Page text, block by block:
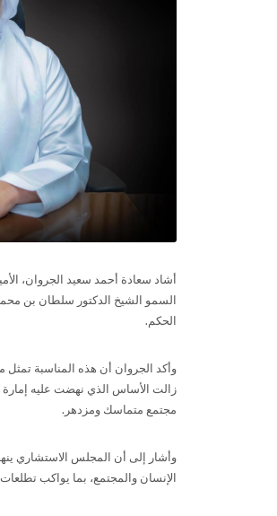
أشاد سعادة أحمد سعيد الجروان،
الحكم.
وأكد الجروان أن هذه المناسبة
زالت الأساس الذي نهضت عليه إمارة
مجتمع متماسك ومزدهر.
وأشار إلى أن المجلس الاستشاري
الإنسان والمجتمع، بما يواكب